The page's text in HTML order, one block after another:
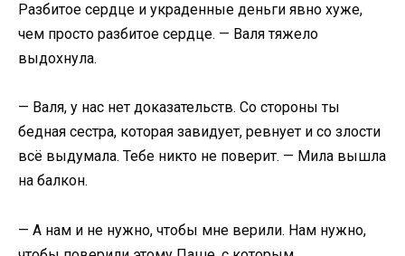
Разбитое сердце и украденные деньги явно хуже,
чем просто разбитое сердце. — Валя тяжело
выдохнула.​
​— Валя, у нас нет доказательств. Со стороны ты
бедная сестра, которая завидует, ревнует и со злости
всё выдумала. Тебе никто не поверит. — Мила вышла
на балкон.​
​— А нам и не нужно, чтобы мне верили. Нам нужно,